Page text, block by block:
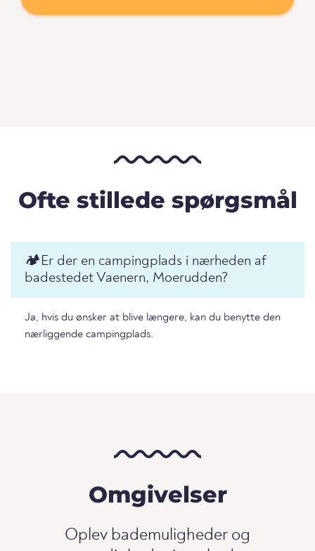
Ofte stillede spørgsmål
🏕️️Er der en campingplads i nærheden af
badestedet Vaenern, Moerudden?
Ja, hvis du ønsker at blive længere, kan du benytte den
nærliggende campingplads.
Omgivelser
Oplev bademuligheder og